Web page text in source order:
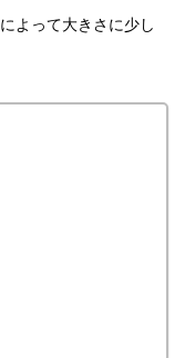
よって大きさに少し